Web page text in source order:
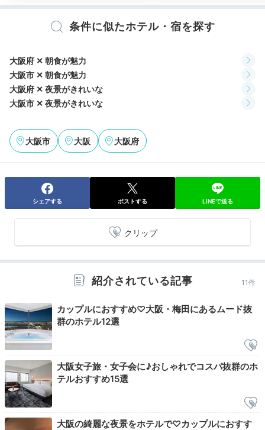
pusuke__o0
パートナーへのサプライズでケーキをお願いしていました。客室に
持ってきてくださり大成功！ケーキは一度に食べきれなかったので
すが、次の日まで保管してくださりました。
2日目
Breakfast
ワインから始まる
自慢の朝食コース
朝食コース例
条件に似たホテル・宿を探す
大阪府 ✕ 朝食が魅力
大阪市 ✕ 朝食が魅力
大阪府 ✕ 夜景がきれいな
大阪市 ✕ 夜景がきれいな
大阪市 大阪 大阪府
シェアする ポストする LINEで送る
クリップ
紹介されている記事 11件
カップルにおすすめ♡大阪・梅田にあるムード抜
群のホテル12選
大阪女子旅・女子会に♪おしゃれでコスパ抜群のホ
テルおすすめ15選
大阪の綺麗な夜景をホテルで♡カップルにおすす